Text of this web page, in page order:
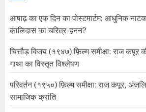
आषाढ़ का एक दिन का पोस्टमार्टम: आधुनिक नाटक
कालिदास का चरित्र-हनन?
चित्तौड़ विजय (१९४७) फ़िल्म समीक्षा: राज कपूर
गाथा का विस्तृत विश्लेषण
परिवर्तन (१९५०) फ़िल्म समीक्षा: राज कपूर,
सामाजिक क्रांति